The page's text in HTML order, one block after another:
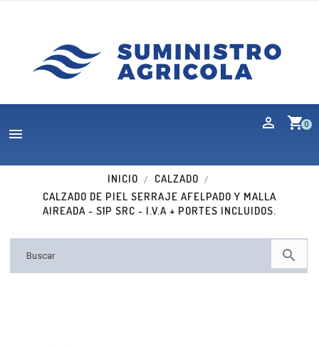
shopping_cart0

INICIO
CALZADO
CALZADO DE PIEL SERRAJE AFELPADO Y MALLA
AIREADA - S1P SRC - I.V.A + PORTES INCLUIDOS.
